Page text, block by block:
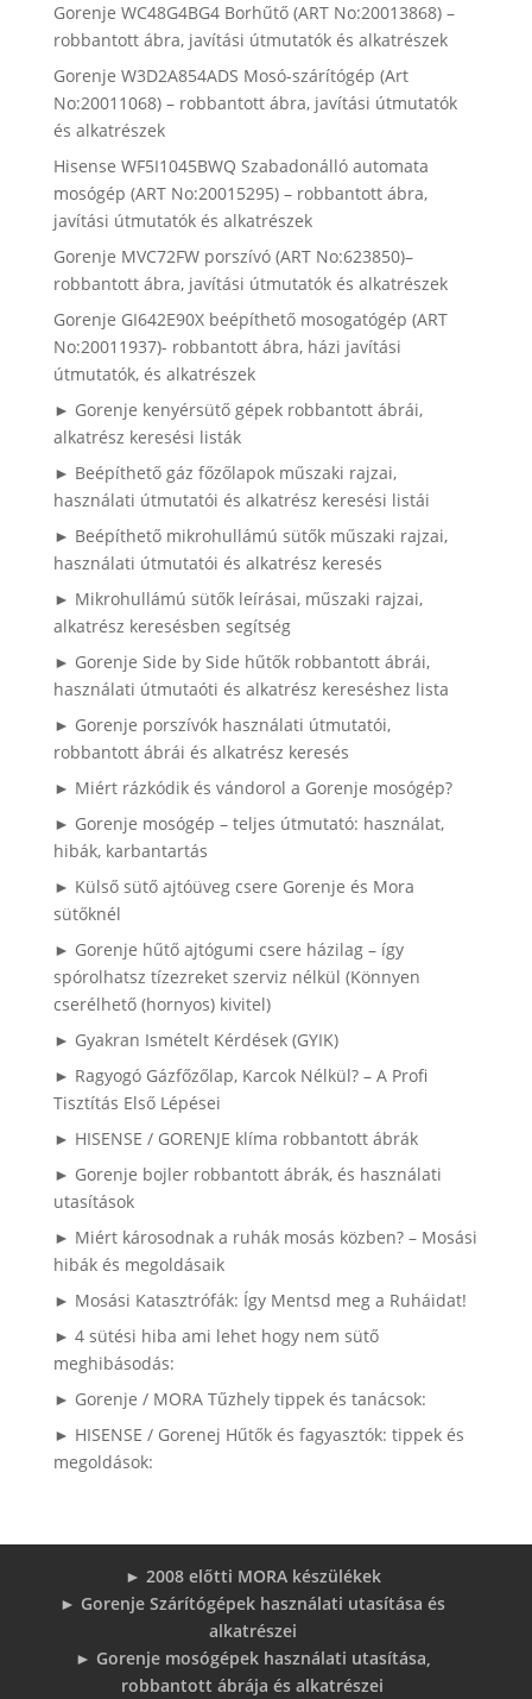
Gorenje WC48G4BG4 Borhűtő (ART No:20013868) –
robbantott ábra, javítási útmutatók és alkatrészek
Gorenje W3D2A854ADS Mosó-szárítógép (Art
No:20011068) – robbantott ábra, javítási útmutatók
és alkatrészek
Hisense WF5I1045BWQ Szabadonálló automata
mosógép (ART No:20015295) – robbantott ábra,
javítási útmutatók és alkatrészek
Gorenje MVC72FW porszívó (ART No:623850)–
robbantott ábra, javítási útmutatók és alkatrészek
Gorenje GI642E90X beépíthető mosogatógép (ART
No:20011937)- robbantott ábra, házi javítási
útmutatók, és alkatrészek
► Gorenje kenyérsütő gépek robbantott ábrái,
alkatrész keresési listák
► Beépíthető gáz főzőlapok műszaki rajzai,
használati útmutatói és alkatrész keresési listái
► Beépíthető mikrohullámú sütők műszaki rajzai,
használati útmutatói és alkatrész keresés
► Mikrohullámú sütők leírásai, műszaki rajzai,
alkatrész keresésben segítség
► Gorenje Side by Side hűtők robbantott ábrái,
használati útmutaóti és alkatrész kereséshez lista
► Gorenje porszívók használati útmutatói,
robbantott ábrái és alkatrész keresés
► Miért rázkódik és vándorol a Gorenje mosógép?
► Gorenje mosógép – teljes útmutató: használat,
hibák, karbantartás
► Külső sütő ajtóüveg csere Gorenje és Mora
sütőknél
► Gorenje hűtő ajtógumi csere házilag – így
spórolhatsz tízezreket szerviz nélkül (Könnyen
cserélhető (hornyos) kivitel)
► Gyakran Ismételt Kérdések (GYIK)
► Ragyogó Gázfőzőlap, Karcok Nélkül? – A Profi
Tisztítás Első Lépései
► HISENSE / GORENJE klíma robbantott ábrák
► Gorenje bojler robbantott ábrák, és használati
utasítások
► Miért károsodnak a ruhák mosás közben? – Mosási
hibák és megoldásaik
► Mosási Katasztrófák: Így Mentsd meg a Ruháidat!
► 4 sütési hiba ami lehet hogy nem sütő
meghibásodás:
► Gorenje / MORA Tűzhely tippek és tanácsok:
► HISENSE / Gorenej Hűtők és fagyasztók: tippek és
megoldások:
► 2008 előtti MORA készülékek
► Gorenje Szárítógépek használati utasítása és
alkatrészei
► Gorenje mosógépek használati utasítása,
robbantott ábrája és alkatrészei